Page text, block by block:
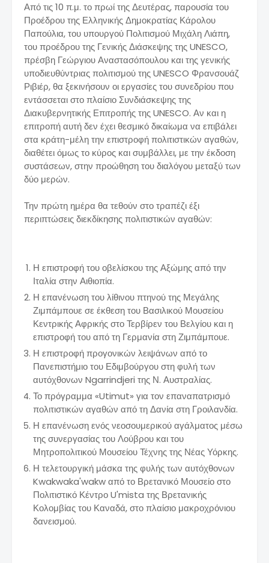
Από τις 10 π.μ. το πρωί της Δευτέρας, παρουσία του
Προέδρου της Ελληνικής Δημοκρατίας Κάρολου
Παπούλια, του υπουργού Πολιτισμού Μιχάλη Λιάπη,
του προέδρου της Γενικής Διάσκεψης της UNESCO,
πρέσβη Γεώργιου Αναστασόπουλου και της γενικής
υποδιευθύντριας πολιτισμού της UNESCO Φρανσουάζ
Ριβιέρ, θα ξεκινήσουν οι εργασίες του συνεδρίου που
εντάσσεται στο πλαίσιο Συνδιάσκεψης της
Διακυβερνητικής Επιτροπής της UNESCO. Αν και η
επιτροπή αυτή δεν έχει θεσμικό δικαίωμα να επιβάλει
στα κράτη-μέλη την επιστροφή πολιτιστικών αγαθών,
διαθέτει όμως το κύρος και συμβάλλει, με την έκδοση
συστάσεων, στην προώθηση του διαλόγου μεταξύ των
δύο μερών.
Την πρώτη ημέρα θα τεθούν στο τραπέζι έξι
περιπτώσεις διεκδίκησης πολιτιστικών αγαθών:
Η επιστροφή του οβελίσκου της Αξώμης από την
Ιταλία στην Αιθιοπία.
Η επανένωση του λίθινου πτηνού της Μεγάλης
Ζιμπάμπουε σε έκθεση του Βασιλικού Μουσείου
Κεντρικής Αφρικής στο Τερβίρεν του Βελγίου και η
επιστροφή του από τη Γερμανία στη Ζιμπάμπουε.
Η επιστροφή προγονικών λειψάνων από το
Πανεπιστήμιο του Εδιμβούργου στη φυλή των
αυτόχθονων Ngarrindjeri της Ν. Αυστραλίας.
Το πρόγραμμα «Utimut» για τον επαναπατρισμό
πολιτιστικών αγαθών από τη Δανία στη Γροιλανδία.
Η επανένωση ενός νεοσουμερικού αγάλματος μέσω
της συνεργασίας του Λούβρου και του
Μητροπολιτικού Μουσείου Τέχνης της Νέας Υόρκης.
Η τελετουργική μάσκα της φυλής των αυτόχθονων
Kwakwaka'wakw από το Βρετανικό Μουσείο στο
Πολιτιστικό Κέντρο U'mista της Βρετανικής
Κολομβίας του Καναδά, στο πλαίσιο μακροχρόνιου
δανεισμού.